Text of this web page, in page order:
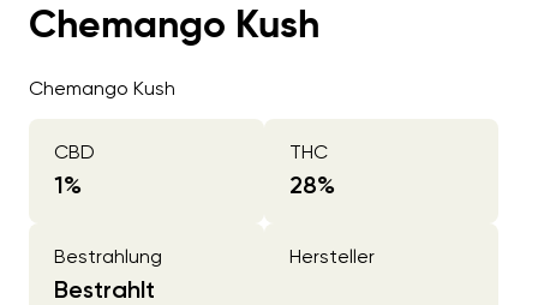
Chemango Kush
Chemango Kush
CBD
1%
THC
28%
Bestrahlung
Bestrahlt
Hersteller